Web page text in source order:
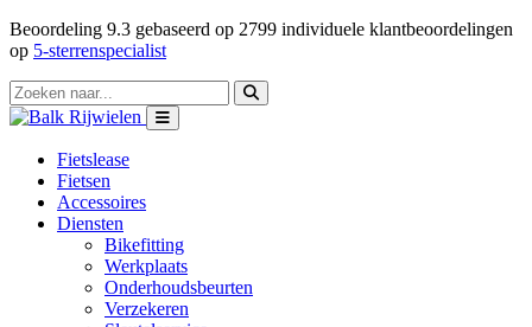
Beoordeling 9.3 gebaseerd op 2799 individuele klantbeoordelingen
op 5-sterrenspecialist
Fietslease
Fietsen
Accessoires
Diensten
Bikefitting
Werkplaats
Onderhoudsbeurten
Verzekeren